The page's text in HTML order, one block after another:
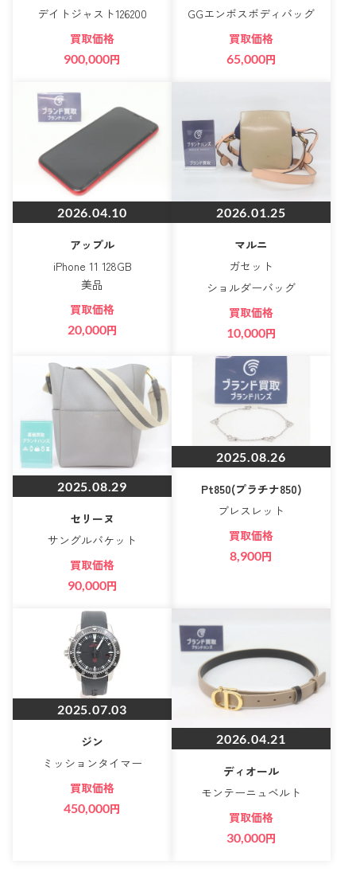
デイトジャスト126200
買取価格
900,000円
GGエンボスボディバッグ
買取価格
65,000円
2026.04.10
アップル
iPhone 11 128GB
美品
買取価格
20,000円
2026.01.25
マルニ
ガセット
ショルダーバッグ
買取価格
10,000円
2025.08.29
セリーヌ
サングルバケット
買取価格
90,000円
2025.08.26
Pt850(プラチナ850)
ブレスレット
買取価格
8,900円
2025.07.03
ジン
ミッションタイマー
買取価格
450,000円
2026.04.21
ディオール
モンテーニュベルト
買取価格
30,000円